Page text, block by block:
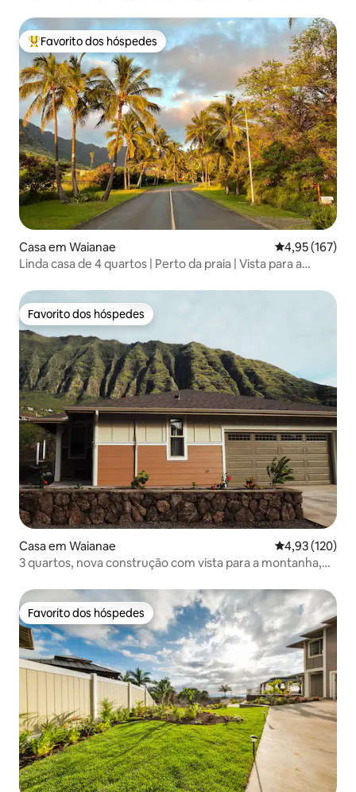
Favoritos dos hóspedes mais apreciados
Favorito dos hóspedes
Casa em Waianae Classificação
4,95 (167)
Linda casa de 4 quartos | Perto da praia | Vista para a
Favorito dos hóspedes
Favorito dos hóspedes
Casa em Waianae Classificação
4,93 (120)
3 quartos, nova construção com vista para a montanha,
Favorito dos hóspedes
Favorito dos hóspedes